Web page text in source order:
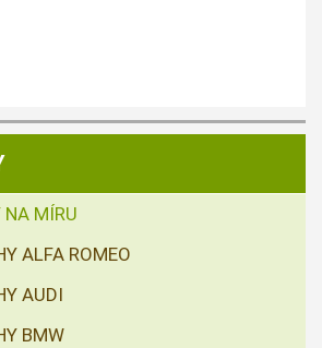
MÍRU
ALFA ROMEO
AUDI
BMW